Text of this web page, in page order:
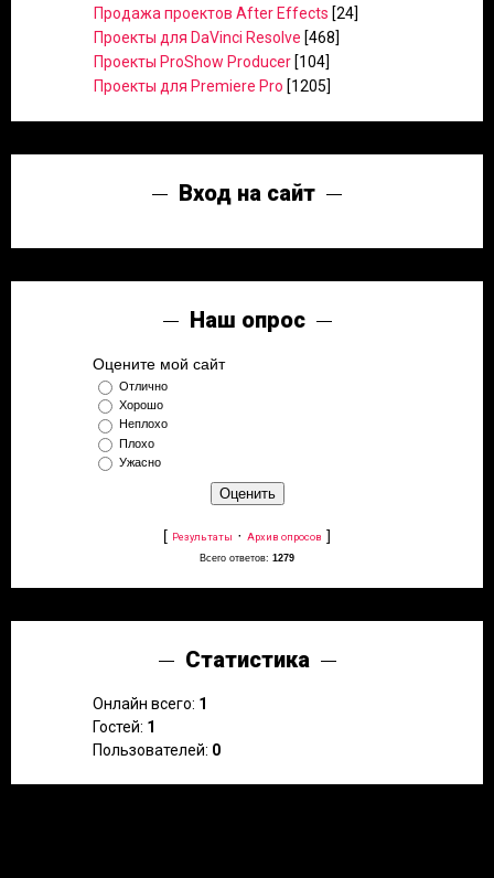
Продажа проектов After Effects [24]
Проекты для DaVinci Resolve [468]
Проекты ProShow Producer [104]
Проекты для Premiere Pro [1205]
Вход на сайт
Наш опрос
Оцените мой сайт
Отлично
Хорошо
Неплохо
Плохо
Ужасно
[ Результаты · Архив опросов ]
Всего ответов: 1279
Статистика
Онлайн всего: 1
Гостей: 1
Пользователей: 0